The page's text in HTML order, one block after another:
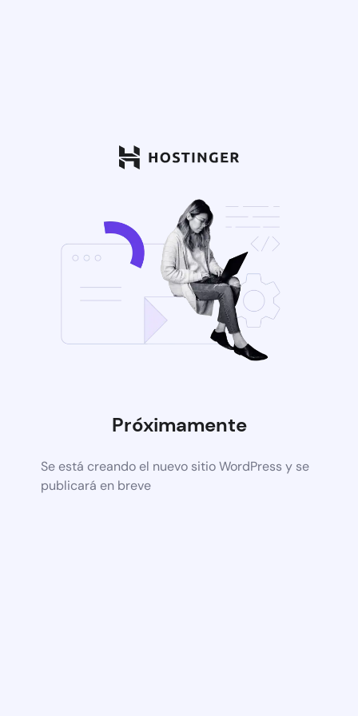
Próximamente
Se está creando el nuevo sitio WordPress y se
publicará en breve